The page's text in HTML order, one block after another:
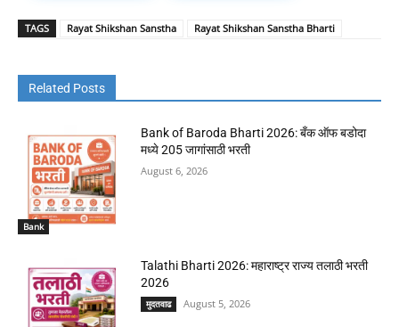
TAGS Rayat Shikshan Sanstha Rayat Shikshan Sanstha Bharti
Related Posts
Bank
Bank of Baroda Bharti 2026: बँक ऑफ बडोदा
मध्ये 205 जागांसाठी भरती
August 6, 2026
Talathi Bharti 2026: महाराष्ट्र राज्य तलाठी भरती
2026
मुदतवाढ August 5, 2026